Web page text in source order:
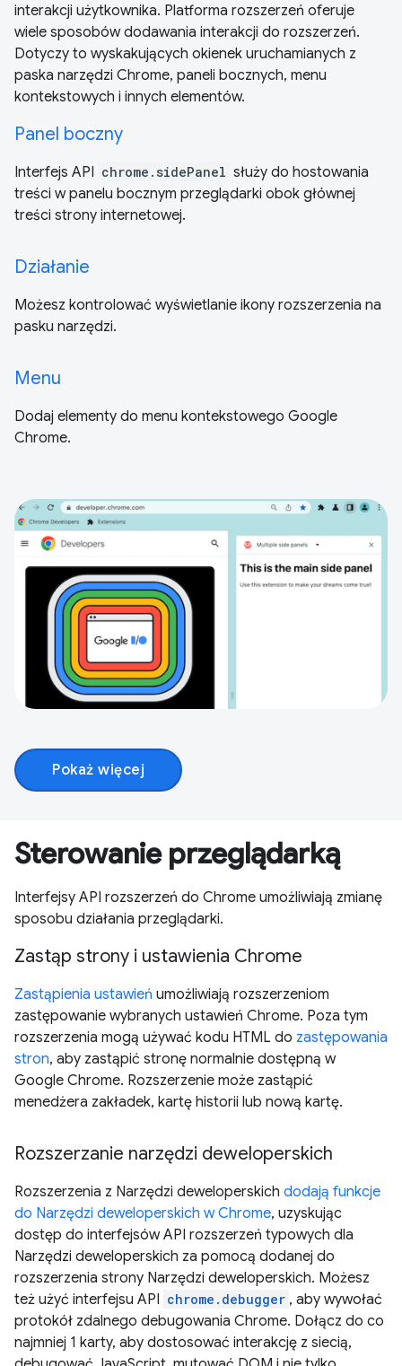
interakcji użytkownika. Platforma rozszerzeń oferuje
wiele sposobów dodawania interakcji do rozszerzeń.
Dotyczy to wyskakujących okienek uruchamianych z
paska narzędzi Chrome, paneli bocznych, menu
kontekstowych i innych elementów.
Panel boczny
Interfejs API chrome.sidePanel służy do hostowania
treści w panelu bocznym przeglądarki obok głównej
treści strony internetowej.
Działanie
Możesz kontrolować wyświetlanie ikony rozszerzenia na
pasku narzędzi.
Menu
Dodaj elementy do menu kontekstowego Google
Chrome.
Pokaż więcej
Sterowanie przeglądarką
Interfejsy API rozszerzeń do Chrome umożliwiają zmianę
sposobu działania przeglądarki.
Zastąp strony i ustawienia Chrome
Zastąpienia ustawień umożliwiają rozszerzeniom
zastępowanie wybranych ustawień Chrome. Poza tym
rozszerzenia mogą używać kodu HTML do zastępowania
stron, aby zastąpić stronę normalnie dostępną w
Google Chrome. Rozszerzenie może zastąpić
menedżera zakładek, kartę historii lub nową kartę.
Rozszerzanie narzędzi deweloperskich
Rozszerzenia z Narzędzi deweloperskich dodają funkcje
do Narzędzi deweloperskich w Chrome, uzyskując
dostęp do interfejsów API rozszerzeń typowych dla
Narzędzi deweloperskich za pomocą dodanej do
rozszerzenia strony Narzędzi deweloperskich. Możesz
też użyć interfejsu API chrome.debugger , aby wywołać
protokół zdalnego debugowania Chrome. Dołącz do co
najmniej 1 karty, aby dostosować interakcję z siecią,